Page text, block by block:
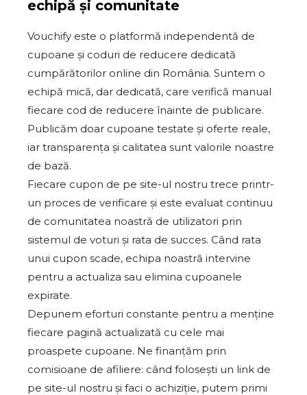
echipă și comunitate
Vouchify este o platformă independentă de
cupoane și coduri de reducere dedicată
cumpărătorilor online din România. Suntem o
echipă mică, dar dedicată, care verifică manual
fiecare cod de reducere înainte de publicare.
Publicăm doar cupoane testate și oferte reale,
iar transparența și calitatea sunt valorile noastre
de bază.
Fiecare cupon de pe site-ul nostru trece printr-
un proces de verificare și este evaluat continuu
de comunitatea noastră de utilizatori prin
sistemul de voturi și rata de succes. Când rata
unui cupon scade, echipa noastră intervine
pentru a actualiza sau elimina cupoanele
expirate.
Depunem eforturi constante pentru a menține
fiecare pagină actualizată cu cele mai
proaspete cupoane. Ne finanțăm prin
comisioane de afiliere: când folosești un link de
pe site-ul nostru și faci o achiziție, putem primi